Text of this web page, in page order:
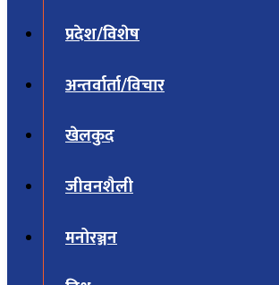
प्रदेश/विशेष
अन्तर्वार्ता/विचार
खेलकुद
जीवनशैली
मनोरञ्जन